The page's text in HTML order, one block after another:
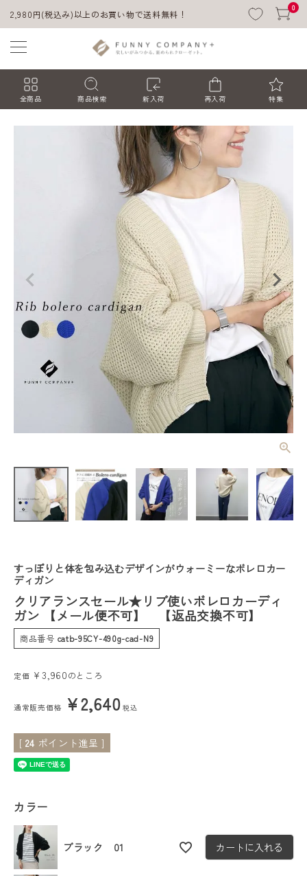
2,980円(税込み)以上のお買い物で送料無料！
0
全商品 商品検索 新入荷 再入荷 特集
ログイン 会員登録
セール★リブ
【メール便不
可】 【返品
交換不可】
会員ステージ特典プログラムについて
ご利用ガイド
すっぽりと体を包み込むデザインがウォーミーなボレロカー
ディガン
クリアランスセール★リブ使いボレロカーディ
ガン 【メール便不可】 【返品交換不可】
商品番号 catb-95CY-490g-cad-N9
定価 ¥3,960のところ
通常販売価格 ¥2,640 税込
[ 24 ポイント進呈 ]
カラー
ブラック 01 カートに入れる